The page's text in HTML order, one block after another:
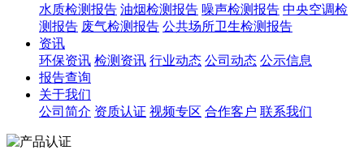
水质检测报告 油烟检测报告 噪声检测报告 中央空调检
测报告 废气检测报告 公共场所卫生检测报告
资讯
环保资讯 检测资讯 行业动态 公司动态 公示信息
报告查询
关于我们
公司简介 资质认证 视频专区 合作客户 联系我们